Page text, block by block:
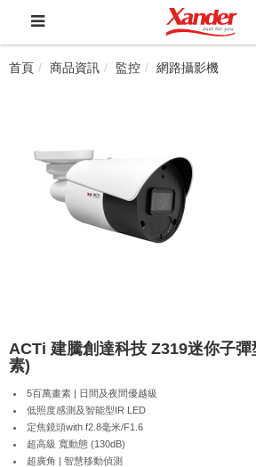
首頁 商品資訊 監控 網路攝影機
ACTi 建騰創達科技 Z319迷你子
素)
5百萬畫素 | 日間及夜間優越級
低照度感測及智能型IR LED
定焦鏡頭with f2.8毫米/F1.6
超高級 寬動態 (130dB)
超廣角 | 智慧移動偵測